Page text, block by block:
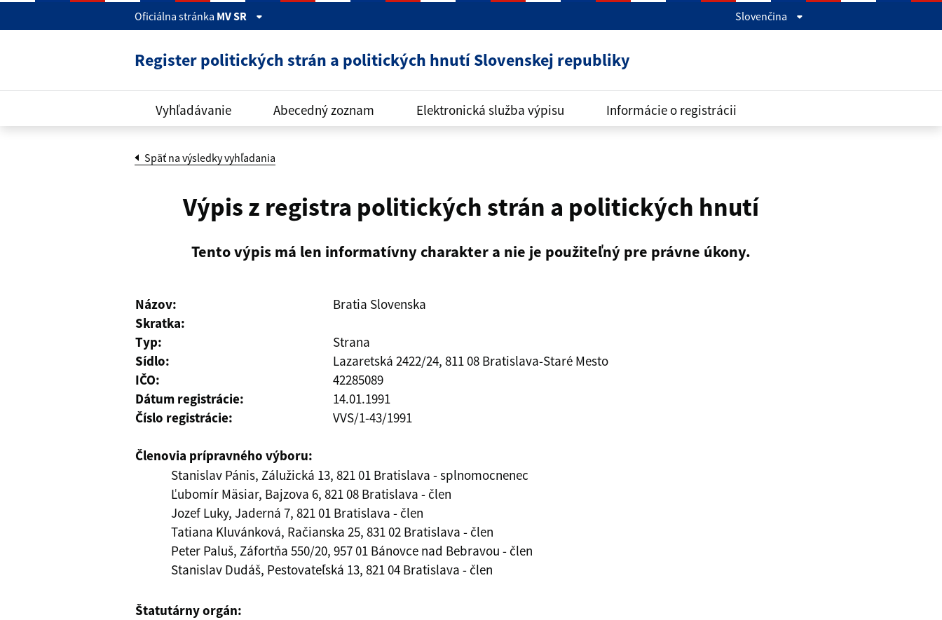
Oficiálna stránka MV SR Slovenčina
Register politických strán a politických hnutí Slovenskej republiky
Vyhľadávanie Abecedný zoznam Elektronická služba výpisu Informácie o registrácii
Späť na výsledky vyhľadania
Výpis z registra politických strán a politických hnutí
Tento výpis má len informatívny charakter a nie je použiteľný pre právne úkony.
Názov:
Bratia Slovenska
Skratka:
Typ:
Strana
Sídlo:
Lazaretská 2422/24, 811 08 Bratislava-Staré Mesto
IČO:
42285089
Dátum registrácie:
14.01.1991
Číslo registrácie:
VVS/1-43/1991
Členovia prípravného výboru:
Stanislav Pánis, Zálužická 13, 821 01 Bratislava - splnomocnenec
Ľubomír Mäsiar, Bajzova 6, 821 08 Bratislava - člen
Jozef Luky, Jaderná 7, 821 01 Bratislava - člen
Tatiana Kluvánková, Račianska 25, 831 02 Bratislava - člen
Peter Paluš, Záfortňa 550/20, 957 01 Bánovce nad Bebravou - člen
Stanislav Dudáš, Pestovateľská 13, 821 04 Bratislava - člen
Štatutárny orgán: